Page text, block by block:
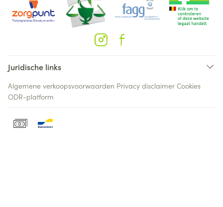
Juridische links
Algemene verkoopsvoorwaarden Privacy disclaimer Cookies
ODR-platform